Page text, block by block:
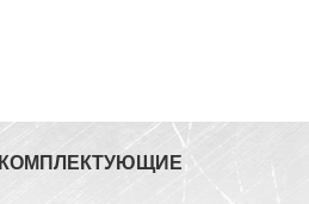
КОМПЛЕКТУЮЩИЕ